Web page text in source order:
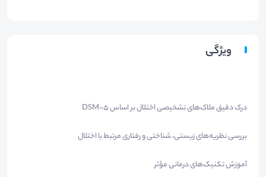
ویژگی
درک دقیق ملاک‌های تشخیصی اختلال بر اساس DSM-5
بررسی نظریه‌های زیستی، شناختی و رفتاری مرتبط با اختلال
آموزش تکنیک‌های درمانی مؤثر